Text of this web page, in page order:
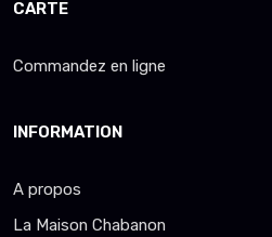
CARTE
Commandez en ligne
INFORMATION
A propos
La Maison Chabanon